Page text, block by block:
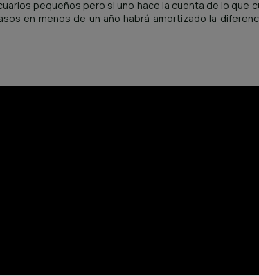
pequeños pero si uno hace la cuenta de lo que
en menos de un año habrá amortizado la